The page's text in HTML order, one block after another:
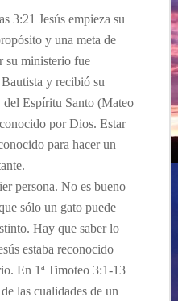
3:21 Jesús empieza su
y una meta de
su ministerio fue
y recibió su
Espíritu Santo (Mateo
por Dios. Estar
para hacer un
persona. No es bueno
sólo un gato puede
Hay que saber lo
estaba reconocido
En 1ª Timoteo 3:1-13
las cualidades de un